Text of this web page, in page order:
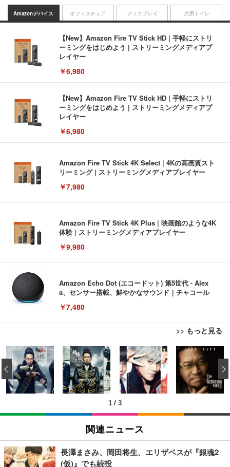
Amazonデバイス
【New】Amazon Fire TV Stick HD | 手軽にストリ
ーミングをはじめよう | ストリーミングメディアプ
レイヤー
￥6,980
【New】Amazon Fire TV Stick HD | 手軽にストリ
ーミングをはじめよう | ストリーミングメディアプ
レイヤー
￥6,980
Amazon Fire TV Stick 4K Select | 4Kの高画質スト
リーミング | ストリーミングメディアプレイヤー
￥7,980
Amazon Fire TV Stick 4K Plus | 映画館のような4K
体験 | ストリーミングメディアプレイヤー
￥9,980
Amazon Echo Dot (エコードット) 第5世代 - Alex
a、センサー搭載、鮮やかなサウンド｜チャコール
￥7,480
>> もっと見る
オフィスチェア
[EdoErgo] オフィスチェア 椅子 テレワーク 疲れな
い 跳ね上げ式アームレスト コンパクト 約105度ロッ
キング pc 事務椅子 360度回転 座面昇降 強化ナイロ
ン樹脂ベース 通気性メッシュ 在宅ワーク H-WY01
(黒網+黒枠+黒足)
￥5,699
SIHOO B100 オフィスチェア／デスクチェア メッシ
ュチェア 人間工学 疲れない ブラック
￥27,999
ディスプレイ
EIZO ビジネス向けプレミアムモニター | FlexScan
EV3240X-WT | 31.5型4K UHD・USB Type-C・ホワ
イト
￥105,595
EIZO ビジネス向けプレミアムモニター | FlexScan
￥109,572
犬用トイレ
Amazonベーシック ペットシーツ 薄型 レギュラー 1
回使い捨て 無香料 ホワイト 300枚
￥3,373
Amazonベーシック ペットシーツ 厚型 ワイド 42枚
x2袋(84枚) ホワイト(吸収面:ライトブルー)
￥3,234
1 / 3
‹
関連ニュース
長澤まさみ、岡田将生、エリザベスが『銀魂2
(仮)』でも続投